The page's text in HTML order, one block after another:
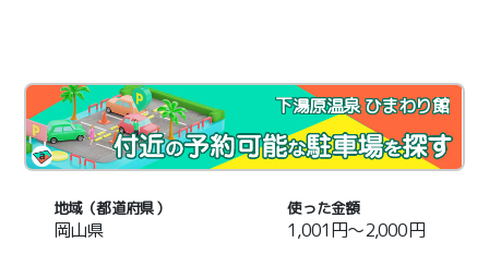
下湯原温泉 ひまわり館
地域（都道府県）
岡山県
使った金額
1,001円～2,000円